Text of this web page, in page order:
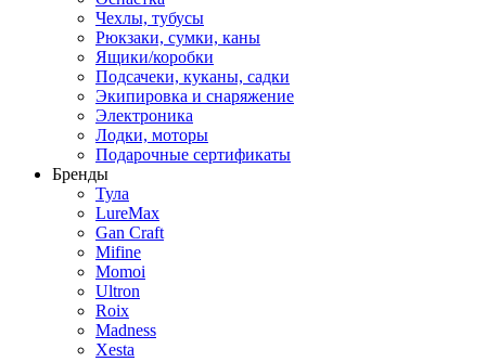
Чехлы, тубусы
Рюкзаки, сумки, каны
Ящики/коробки
Подсачеки, куканы, садки
Экипировка и снаряжение
Электроника
Лодки, моторы
Подарочные сертификаты
Бренды
Тула
LureMax
Gan Craft
Mifine
Momoi
Ultron
Roix
Madness
Xesta